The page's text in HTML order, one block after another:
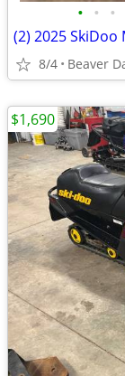
• • •
8/4 Beaver
$1,690